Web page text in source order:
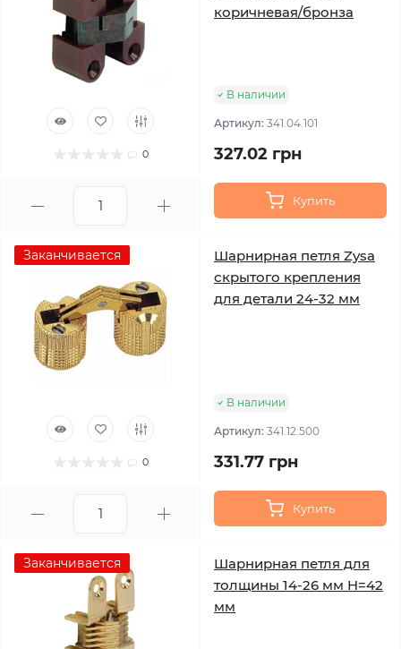
0
коричневая/бронза
В наличии
Артикул: 341.04.101
327.02 грн
Купить
Заканчивается
0
Шарнирная петля Zysa
скрытого крепления
для детали 24-32 мм
В наличии
Артикул: 341.12.500
331.77 грн
Купить
Заканчивается
Шарнирная петля для
толщины 14-26 мм H=42
мм